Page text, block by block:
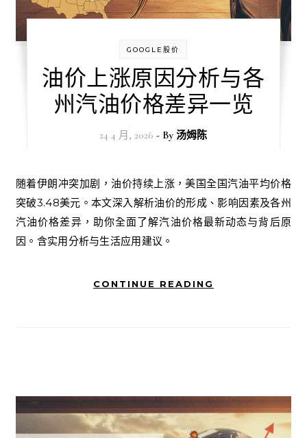
GOOGLE股价
油价上涨原因分析与各
州汽油价格差异一览
24 4 月, 2026 - By汤姆陈
随着伊朗冲突加剧，油价持续上涨，美国全国汽油平均价格
突破3.48美元。本文深入解析油价的形成、影响因素及各州
汽油价格差异，助你全面了解汽油价格最新动态与背后原
因。含实用分析与生活应用建议。
CONTINUE READING